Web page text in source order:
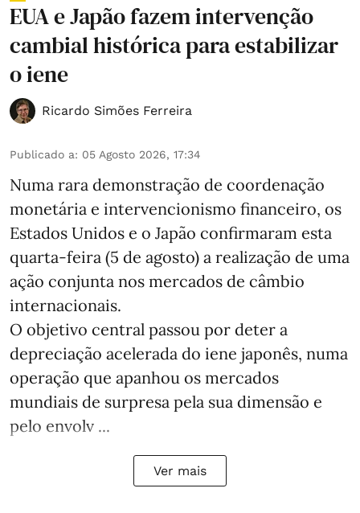
EUA e Japão fazem intervenção
cambial histórica para estabilizar
o iene
Ricardo Simões Ferreira
Publicado a: 05 Agosto 2026, 17:34
Numa rara demonstração de coordenação
monetária e intervencionismo financeiro, os
Estados Unidos e o Japão confirmaram esta
quarta-feira (5 de agosto) a realização de uma
ação conjunta nos mercados de câmbio
internacionais.
O objetivo central passou por deter a
depreciação acelerada do iene japonês, numa
operação que apanhou os mercados
mundiais de surpresa pela sua dimensão e
pelo envolv ...
Ver mais